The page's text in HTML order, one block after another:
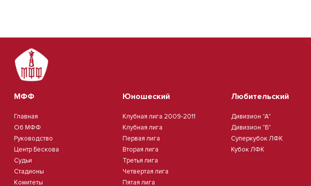
МФФ
Главная
Об МФФ
Руководство
Центр Бескова
Судьи
Стадионы
Комитеты
Юношеский
Клубная лига 2009-2011
Клубная лига
Первая лига
Вторая лига
Третья лига
Четвертая лига
Пятая лига
Любительский
Дивизион "А"
Дивизион "Б"
Суперкубок ЛФК
Кубок ЛФК